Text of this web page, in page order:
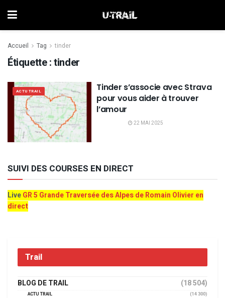
Accueil Tag tinder
Étiquette :tinder
ACTU TRAIL
Tinder s’associe avec Strava
pour vous aider à trouver
l’amour
22 MAI 2025
SUIVI DES COURSES EN DIRECT
LiveGR 5 Grande Traversée des Alpes de Romain Olivier en
direct
Trail
BLOG DE TRAIL (18 504)
ACTU TRAIL
(14 300)